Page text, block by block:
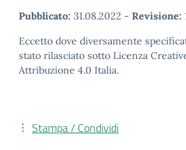
Pubblicato: 31.08.2022 - Revisione:
Eccetto dove diversamente
stato rilasciato sotto Licenza
Attribuzione 4.0 Italia.
Stampa / Condividi